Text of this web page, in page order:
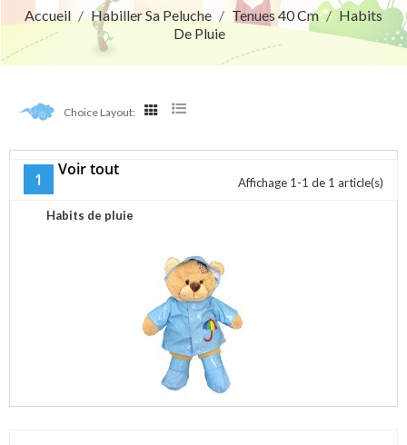
Accueil Habiller Sa Peluche Tenues 40 Cm
Habits
De Pluie
Choice Layout:
Habits De Pluie
Habits de pluie
Affichage 1-1 de 1 article(s)
1
Voir tout